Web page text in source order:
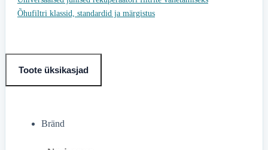
Õhufiltri klassid, standardid ja märgistus
Toote üksikasjad
Bränd